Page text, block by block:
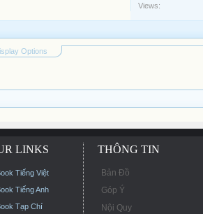
Views:
Options
LINKS
Tiếng Việt
Tiếng Anh
Tạp Chí
THÔNG TIN
Bản Đồ
Góp Ý
Nội Quy